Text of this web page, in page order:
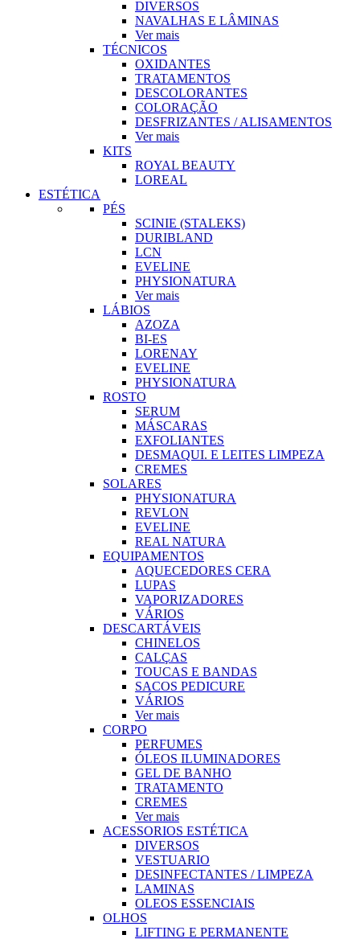
DIVERSOS
NAVALHAS E LÂMINAS
Ver mais
TÉCNICOS
OXIDANTES
TRATAMENTOS
DESCOLORANTES
COLORAÇÃO
DESFRIZANTES / ALISAMENTOS
Ver mais
KITS
ROYAL BEAUTY
LOREAL
ESTÉTICA
PÉS
SCINIE (STALEKS)
DURIBLAND
LCN
EVELINE
PHYSIONATURA
Ver mais
LÁBIOS
AZOZA
BI-ES
LORENAY
EVELINE
PHYSIONATURA
ROSTO
SERUM
MÁSCARAS
EXFOLIANTES
DESMAQUI. E LEITES LIMPEZA
CREMES
SOLARES
PHYSIONATURA
REVLON
EVELINE
REAL NATURA
EQUIPAMENTOS
AQUECEDORES CERA
LUPAS
VAPORIZADORES
VÁRIOS
DESCARTÁVEIS
CHINELOS
CALÇAS
TOUCAS E BANDAS
SACOS PEDICURE
VÁRIOS
Ver mais
CORPO
PERFUMES
ÓLEOS ILUMINADORES
GEL DE BANHO
TRATAMENTO
CREMES
Ver mais
ACESSORIOS ESTÉTICA
DIVERSOS
VESTUARIO
DESINFECTANTES / LIMPEZA
LAMINAS
OLEOS ESSENCIAIS
OLHOS
LIFTING E PERMANENTE